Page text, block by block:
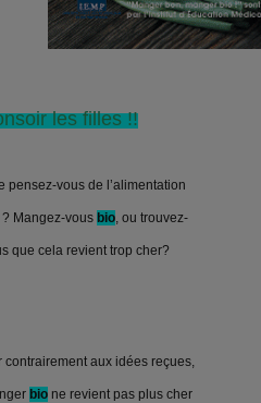
les filles !!
pensez-vous de l’alimentation
? Mangez-vous bio, ou trouvez-
que cela revient trop cher?
contrairement aux idées reçues,
bio ne revient pas plus cher